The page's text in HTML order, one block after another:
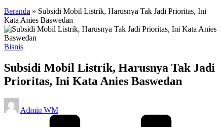
Beranda » Subsidi Mobil Listrik, Harusnya Tak Jadi Prioritas, Ini
Kata Anies Baswedan
Posted
Bisnis
Subsidi Mobil Listrik, Harusnya Tak Jadi
Prioritas, Ini Kata Anies Baswedan
Posted
by
Admin WM